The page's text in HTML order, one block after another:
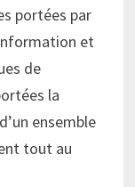
portées par
et
de
la
ensemble
tout au